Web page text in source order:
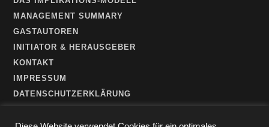
MANAGEMENT SUMMARY
GASTAUTOREN
INITIATOR & HERAUSGEBER
KONTAKT
IMPRESSUM
DATENSCHUTZERKLÄRUNG